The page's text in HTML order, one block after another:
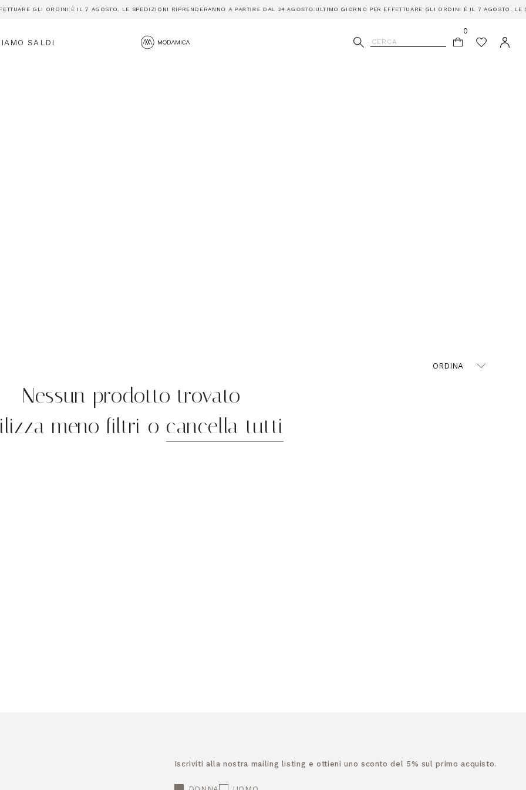
GLI ORDINI È IL 7 AGOSTO. LE SPEDIZIONI RIPRENDERANNO A PARTIRE DAL 24 AGOSTO.ULTIMO GIORNO PER EFFETTUARE GLI ORDINI È IL 7 AGOSTO. LE
SALDI
0
ORDINA
Nessun prodotto trovato
meno filtri o cancella tutti
Iscriviti alla nostra mailing listing e ottieni uno sconto del 5% sul primo acquisto.